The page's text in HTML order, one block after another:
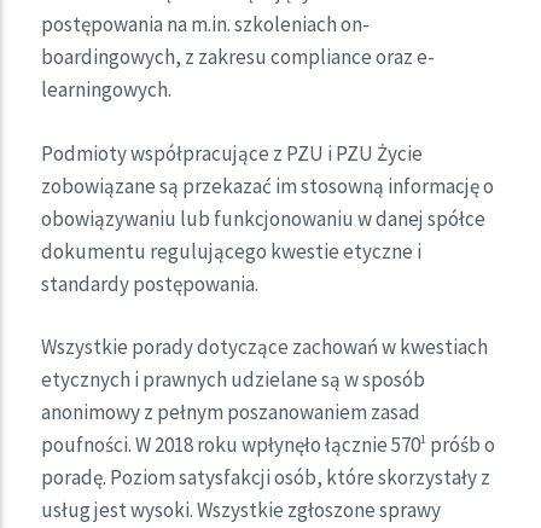
postępowania na m.in. szkoleniach on-
boardingowych, z zakresu compliance oraz e-
learningowych.
Podmioty współpracujące z PZU i PZU Życie
zobowiązane są przekazać im stosowną informację o
obowiązywaniu lub funkcjonowaniu w danej spółce
dokumentu regulującego kwestie etyczne i
standardy postępowania.
Wszystkie porady dotyczące zachowań w kwestiach
etycznych i prawnych udzielane są w sposób
anonimowy z pełnym poszanowaniem zasad
poufności. W 2018 roku wpłynęło łącznie 5701próśb o
poradę. Poziom satysfakcji osób, które skorzystały z
usług jest wysoki. Wszystkie zgłoszone sprawy